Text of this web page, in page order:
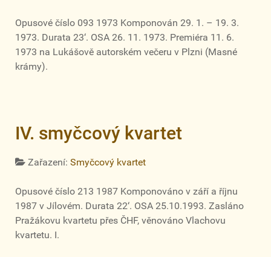
Opusové číslo 093 1973 Komponován 29. 1. – 19. 3.
1973. Durata 23‘. OSA 26. 11. 1973. Premiéra 11. 6.
1973 na Lukášově autorském večeru v Plzni (Masné
krámy).
IV. smyčcový kvartet
Zařazení: Smyčcový kvartet
Opusové číslo 213 1987 Komponováno v září a říjnu
1987 v Jílovém. Durata 22‘. OSA 25.10.1993. Zasláno
Pražákovu kvartetu přes ČHF, věnováno Vlachovu
kvartetu. I.